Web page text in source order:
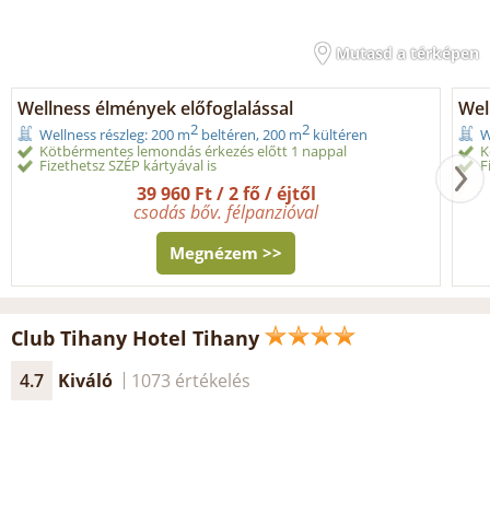
Mutasd a térképen
Wellness élmények előfoglalással
Wellness részleg: 200 m2 beltéren, 200 m2 kültéren
Kötbérmentes lemondás érkezés előtt 1 nappal
Fizethetsz SZÉP kártyával is
39 960 Ft / 2 fő / éjtől
csodás bőv. félpanzióval
Megnézem >>
Club Tihany Hotel Tihany
4.7 Kiváló 1073 értékelés